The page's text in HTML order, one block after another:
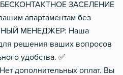
Водонагреватель
БЕСКОНТАКТНОЕ ЗАСЕЛЕНИЕ
апартаментам без
МЕНЕДЖЕР: Наша
решения ваших вопросов
удобства. ✅
дополнительных оплат. Вы